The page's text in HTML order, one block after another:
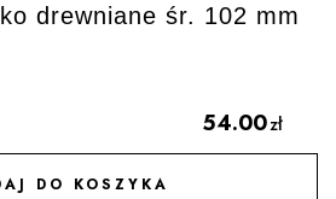
drewniane śr. 102 mm
54.00zł
DO KOSZYKA
DO ULUBIONYCH